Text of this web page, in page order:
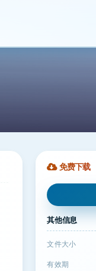
免费下载
其他信息
文件大小
有效期